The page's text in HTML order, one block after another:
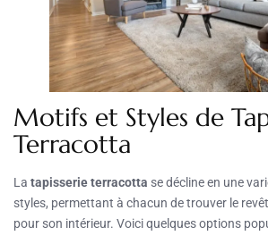
Motifs et Styles de
Terracotta
La tapisserie terracotta se décline en une
styles, permettant à chacun de trouver le
pour son intérieur. Voici quelques options